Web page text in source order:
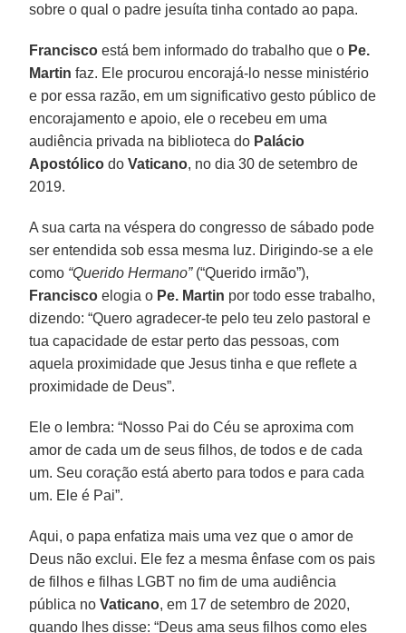
sobre o qual o padre jesuíta tinha contado ao papa.
Francisco está bem informado do trabalho que o Pe.
Martin faz. Ele procurou encorajá-lo nesse ministério
e por essa razão, em um significativo gesto público de
encorajamento e apoio, ele o recebeu em uma
audiência privada na biblioteca do Palácio
Apostólico doVaticano, no dia 30 de setembro de
2019.
A sua carta na véspera do congresso de sábado pode
ser entendida sob essa mesma luz. Dirigindo-se a ele
como “Querido Hermano”(“Querido irmão”),
Francisco elogia o Pe. Martin por todo esse trabalho,
dizendo: “Quero agradecer-te pelo teu zelo pastoral e
tua capacidade de estar perto das pessoas, com
aquela proximidade que Jesus tinha e que reflete a
proximidade de Deus”.
Ele o lembra: “Nosso Pai do Céu se aproxima com
amor de cada um de seus filhos, de todos e de cada
um. Seu coração está aberto para todos e para cada
um. Ele é Pai”.
Aqui, o papa enfatiza mais uma vez que o amor de
Deus não exclui. Ele fez a mesma ênfase com os pais
de filhos e filhas LGBT no fim de uma audiência
pública noVaticano, em 17 de setembro de 2020,
quando lhes disse: “Deus ama seus filhos como eles